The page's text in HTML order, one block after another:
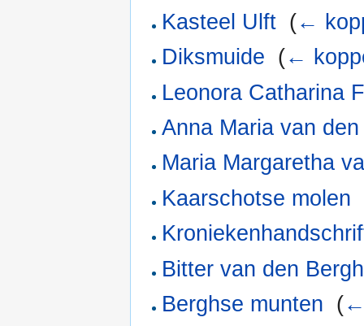
Kasteel Ulft (←
Diksmuide (←
Leonora Catharina
Anna Maria van
Maria Margaretha
Kaarschotse molen
Bitter van den Bergh
Berghse munten (